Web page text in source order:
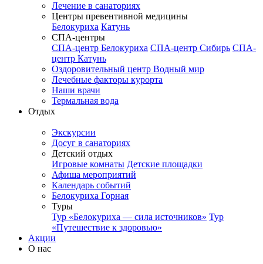
Лечение в санаториях
Центры превентивной медицины
Белокуриха Катунь
СПА-центры
СПА-центр Белокуриха СПА-центр Сибирь СПА-
центр Катунь
Оздоровительный центр Водный мир
Лечебные факторы курорта
Наши врачи
Термальная вода
Отдых
Экскурсии
Досуг в санаториях
Детский отдых
Игровые комнаты Детские площадки
Афиша мероприятий
Календарь событий
Белокуриха Горная
Туры
Тур «Белокуриха — сила источников» Тур
«Путешествие к здоровью»
Акции
О нас